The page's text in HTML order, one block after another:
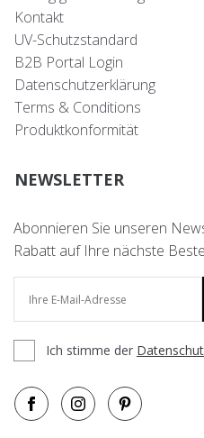
Kontakt
UV-Schutzstandard
B2B Portal Login
Datenschutzerklärung
Terms & Conditions
Produktkonformität
NEWSLETTER
Abonnieren Sie unseren
Rabatt auf Ihre nächste
Ich stimme der